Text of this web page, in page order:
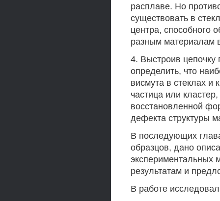
расплаве. Но
существовать в
центра, способного
разным материалам
4. Выстроив
определить, что
висмута в стеклах и
частица или
восстановленной
дефекта структуры
В последующих
образцов, дано
экспериментальных
результатам и
В работе